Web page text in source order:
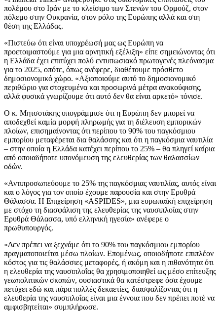
πολέμου στο Ιράν με το κλείσιμο των Στενών του Ορμούζ, στον
πόλεμο στην Ουκρανία, στον ρόλο της Ευρώπης αλλά και στη
θέση της Ελλάδας.
«Πιστεύω ότι είναι υποχρέωσή μας ως Ευρώπη να
προετοιμαστούμε για μια αρνητική εξέλιξη» είπε σημειώνοντας ότι
η Ελλάδα έχει επιτύχει πολύ εντυπωσιακό πρωτογενές πλεόνασμα
για το 2025, οπότε, όπως ανέφερε, διαθέτουμε πρόσθετο
δημοσιονομικό χώρο. «Αξιοποιούμε αυτό το δημοσιονομικό
περιθώριο για στοχευμένα και προσωρινά μέτρα ανακούφισης,
αλλά φυσικά γνωρίζουμε ότι αυτό δεν θα είναι αρκετό» τόνισε.
Ο κ. Μητσοτάκης υπογράμμισε ότι η Ευρώπη δεν μπορεί να
αποδεχθεί καμία μορφή πληρωμής για τη διέλευση εμπορικών
πλοίων, επισημαίνοντας ότι περίπου το 90% του παγκόσμιου
εμπορίου μεταφέρεται δια θαλάσσης και ότι η παγκόσμια ναυτιλία
– στην οποία η Ελλάδα κατέχει περίπου το 25% – θα πληγεί καίρια
από οποιαδήποτε υπονόμευση της ελευθερίας των θαλασσίων
οδών.
«Αντιπροσωπεύουμε το 25% της παγκόσμιας ναυτιλίας, αυτός είναι
και ο λόγος για τον οποίο έχουμε παρουσία και στην Ερυθρά
Θάλασσα. Η Επιχείρηση «ASPIDES», μια ευρωπαϊκή επιχείρηση
με στόχο τη διασφάλιση της ελευθερίας της ναυσιπλοΐας στην
Ερυθρά Θάλασσα, υπό ελληνική ηγεσία» ανέφερε ο
πρωθυπουργός.
«Δεν πρέπει να ξεχνάμε ότι το 90% του παγκόσμιου εμπορίου
πραγματοποιείται μέσω πλοίων. Επομένως, οποιοδήποτε επιπλέον
κόστος για τις θαλάσσιες μεταφορές, ή ακόμη και η πιθανότητα ότι
η ελευθερία της ναυσιπλοΐας θα χρησιμοποιηθεί ως μέσο επίτευξης
γεωπολιτικών σκοπών, ουσιαστικά θα κατέστρεφε όσα έχουμε
πετύχει εδώ και πάρα πολλές δεκαετίες, διασφαλίζοντας ότι η
ελευθερία της ναυσιπλοΐας είναι μια έννοια που δεν πρέπει ποτέ να
αμφισβητείται» συμπλήρωσε.